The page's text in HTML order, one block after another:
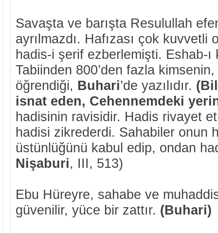
Savaşta ve barışta Resulullah
ayrılmazdı. Hafızası çok kuvvetli
hadis-i şerif ezberlemişti. Eshab-ı
Tabiinden 800’den fazla
öğrendiği, Buhari’de yazılıdır.
isnat eden, Cehennemdeki
hadisinin ravisidir. Hadis rivayet
hadisi zikrederdi. Sahabiler onun
üstünlüğünü kabul edip, ondan
Nişaburi, III, 513)
Ebu Hüreyre, sahabe ve
güvenilir, yüce bir zattır. (Buhari)